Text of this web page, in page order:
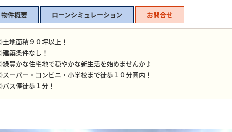
物件概要 ローンシミュレーション お問合せ
地面積９０坪以上！
築条件なし！
豊かな住宅地で穏やかな新生活を始めませんか♪
ーパー・コンビニ・小学校まで徒歩１０分圏内！
ス停徒歩１分！